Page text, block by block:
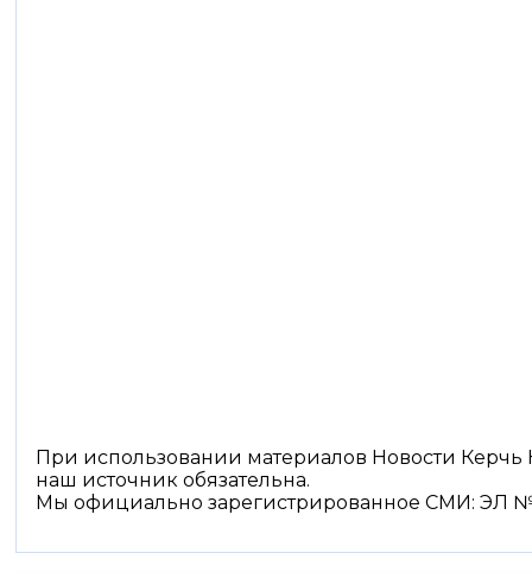
При использовании материалов Новости
наш источник обязательна.
Мы официально зарегистрированное СМИ: ЭЛ